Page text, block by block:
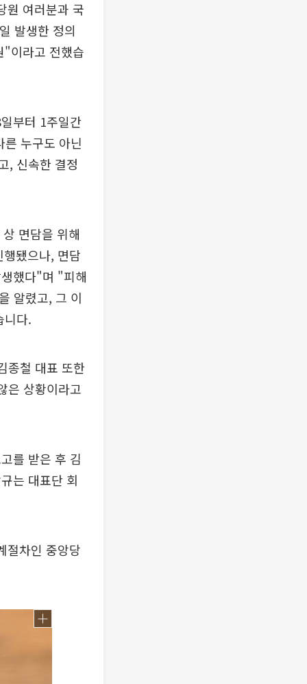
원 여러분과 국
발생한 정의
"이라고 전했습
부터 1주일간
누구도 아닌
, 신속한 결정
면담을 위해
됐으나, 면담
했다"며 "피해
알렸고, 그 이
니다.
종철 대표 또한
은 상황이라고
를 받은 후 김
는 대표단 회
절차인 중앙당